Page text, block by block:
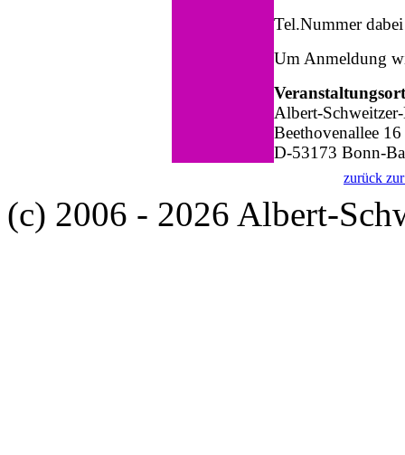
Tel.Nummer
Um Anmeldung
Albert-
Beethovenallee 16
D-53173 Bonn-
zurück
(c) 2006 - 2026 Albert-